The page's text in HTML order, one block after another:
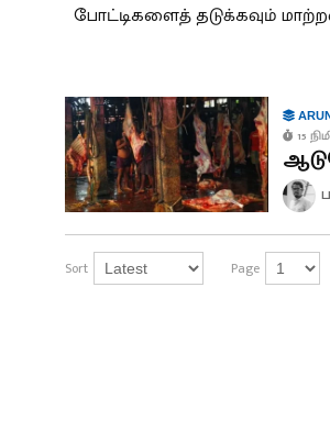
போட்டிகளைத் தடுக்கவும்
15
Sort Page